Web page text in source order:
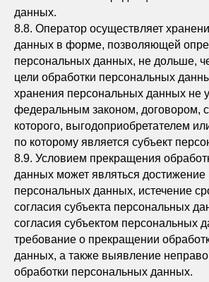
данных.
8.8. Оператор осуществляет
данных в форме, позволяющей
персональных данных, не дольше,
цели обработки персональных
хранения персональных данных не
федеральным законом, договором,
которого, выгодоприобретателем
по которому является субъект
8.9. Условием прекращения
данных может являться достижение
персональных данных, истечение
согласия субъекта персональных
согласия субъектом персональных
требование о прекращении
данных, а также выявление
обработки персональных данных.